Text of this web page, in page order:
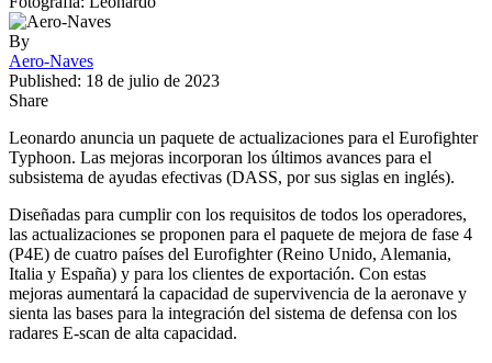
By
Aero-Naves
Published: 18 de julio de 2023
Share
Leonardo anuncia un paquete de actualizaciones para el Eurofighter
Typhoon. Las mejoras incorporan los últimos avances para el
subsistema de ayudas efectivas (DASS, por sus siglas en inglés).
Diseñadas para cumplir con los requisitos de todos los operadores,
las actualizaciones se proponen para el paquete de mejora de fase 4
(P4E) de cuatro países del Eurofighter (Reino Unido, Alemania,
Italia y España) y para los clientes de exportación. Con estas
mejoras aumentará la capacidad de supervivencia de la aeronave y
sienta las bases para la integración del sistema de defensa con los
radares E-scan de alta capacidad.